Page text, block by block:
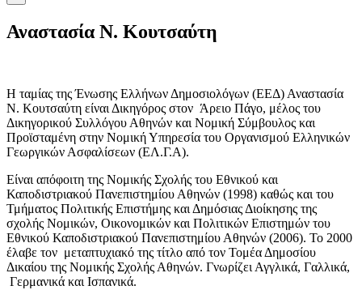
Αναστασία Ν. Κουτσαύτη
Η ταμίας της Ένωσης Ελλήνων Δημοσιολόγων (ΕΕΔ) Αναστασία
Ν. Κουτσαύτη είναι Δικηγόρος στον Άρειο Πάγο, μέλος του
Δικηγορικού Συλλόγου Αθηνών και Νομική Σύμβουλος και
Προϊσταμένη στην Νομική Υπηρεσία του Οργανισμού Ελληνικών
Γεωργικών Ασφαλίσεων (ΕΛ.Γ.Α).
Είναι απόφοιτη της Νομικής Σχολής του Εθνικού και
Καποδιστριακού Πανεπιστημίου Αθηνών (1998) καθώς και του
Τμήματος Πολιτικής Επιστήμης και Δημόσιας Διοίκησης της
σχολής Νομικών, Οικονομικών και Πολιτικών Επιστημών του
Εθνικού Καποδιστριακού Πανεπιστημίου Αθηνών (2006). To 2000
έλαβε τον μεταπτυχιακό της τίτλο από τον Τομέα Δημοσίου
Δικαίου της Νομικής Σχολής Αθηνών. Γνωρίζει Αγγλικά, Γαλλικά,
Γερμανικά και Ισπανικά.